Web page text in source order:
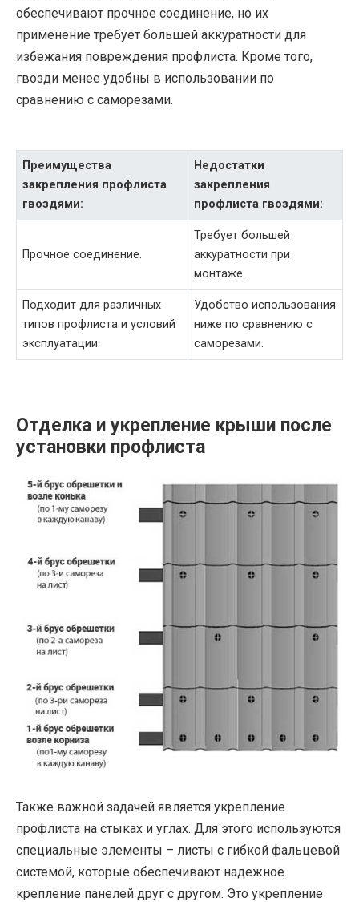
обеспечивают прочное соединение, но их
применение требует большей аккуратности для
избежания повреждения профлиста. Кроме того,
гвозди менее удобны в использовании по
сравнению с саморезами.
Преимущества
закрепления профлиста
гвоздями:
Недостатки
закрепления
профлиста гвоздями:
Прочное соединение.
Требует большей
аккуратности при
монтаже.
Подходит для различных
типов профлиста и условий
эксплуатации.
Удобство использования
ниже по сравнению с
саморезами.
Отделка и укрепление крыши после
установки профлиста
Также важной задачей является укрепление
профлиста на стыках и углах. Для этого используются
специальные элементы – листы с гибкой фальцевой
системой, которые обеспечивают надежное
крепление панелей друг с другом. Это укрепление